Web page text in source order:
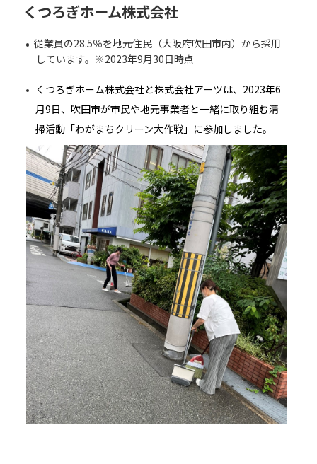
くつろぎホーム株式会社
従業員の28.5％を地元住民（大阪府吹田市内）から採用
しています。※2023年9月30日時点
くつろぎホーム株式会社と株式会社アーツは、2023年6
月9日、吹田市が市民や地元事業者と一緒に取り組む清
掃活動「わがまちクリーン大作戦」に参加しました。